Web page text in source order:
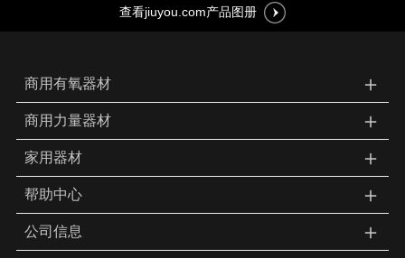
查看jiuyou.com产品图册
商用有氧器材 ＋
商用力量器材 ＋
家用器材 ＋
帮助中心 ＋
公司信息
＋